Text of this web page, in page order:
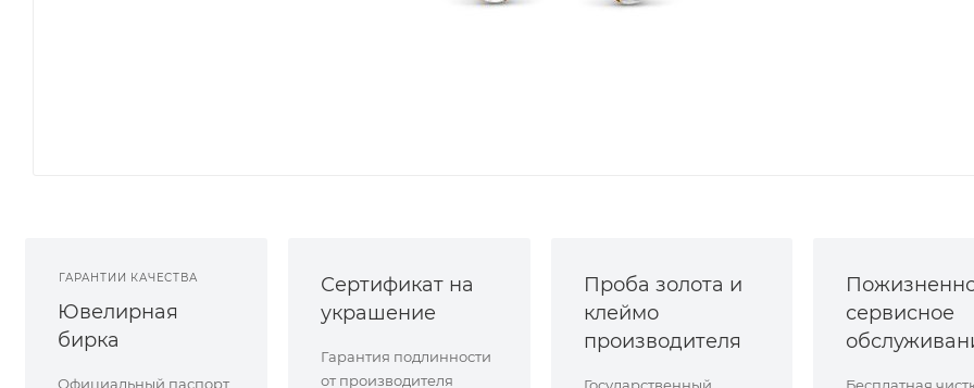
ГАРАНТИИ КАЧЕСТВА
Ювелирная
бирка
Официальный паспорт
Сертификат на
украшение
Гарантия подлинности
от производителя
Проба золота и
клеймо
производителя
сервисное